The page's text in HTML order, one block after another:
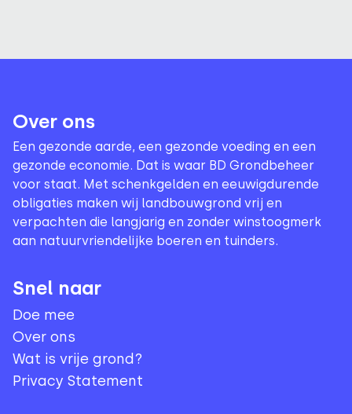
Over ons
Een gezonde aarde, een gezonde voeding en een
gezonde economie. Dat is waar BD Grondbeheer
voor staat. Met schenkgelden en eeuwigdurende
obligaties maken wij landbouwgrond vrij en
verpachten die langjarig en zonder winstoogmerk
aan natuurvriendelijke boeren en tuinders.
Snel naar
Doe mee
Over ons
Wat is vrije grond?
Privacy Statement